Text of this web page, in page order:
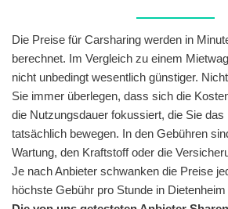
Die Preise für Carsharing werden in
berechnet. Im Vergleich zu einem
nicht unbedingt wesentlich günstiger.
Sie immer überlegen, dass sich die
die Nutzungsdauer fokussiert, die Sie das
tatsächlich bewegen. In den Gebühren
Wartung, den Kraftstoff oder die
Je nach Anbieter schwanken die Preise
höchste Gebühr pro Stunde in